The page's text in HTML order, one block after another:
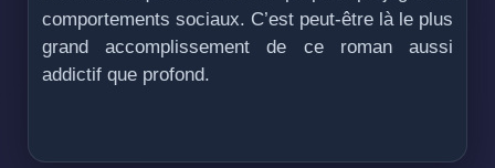
comportements sociaux. C’est peut-être là le plus
grand accomplissement de ce roman aussi
addictif que profond.